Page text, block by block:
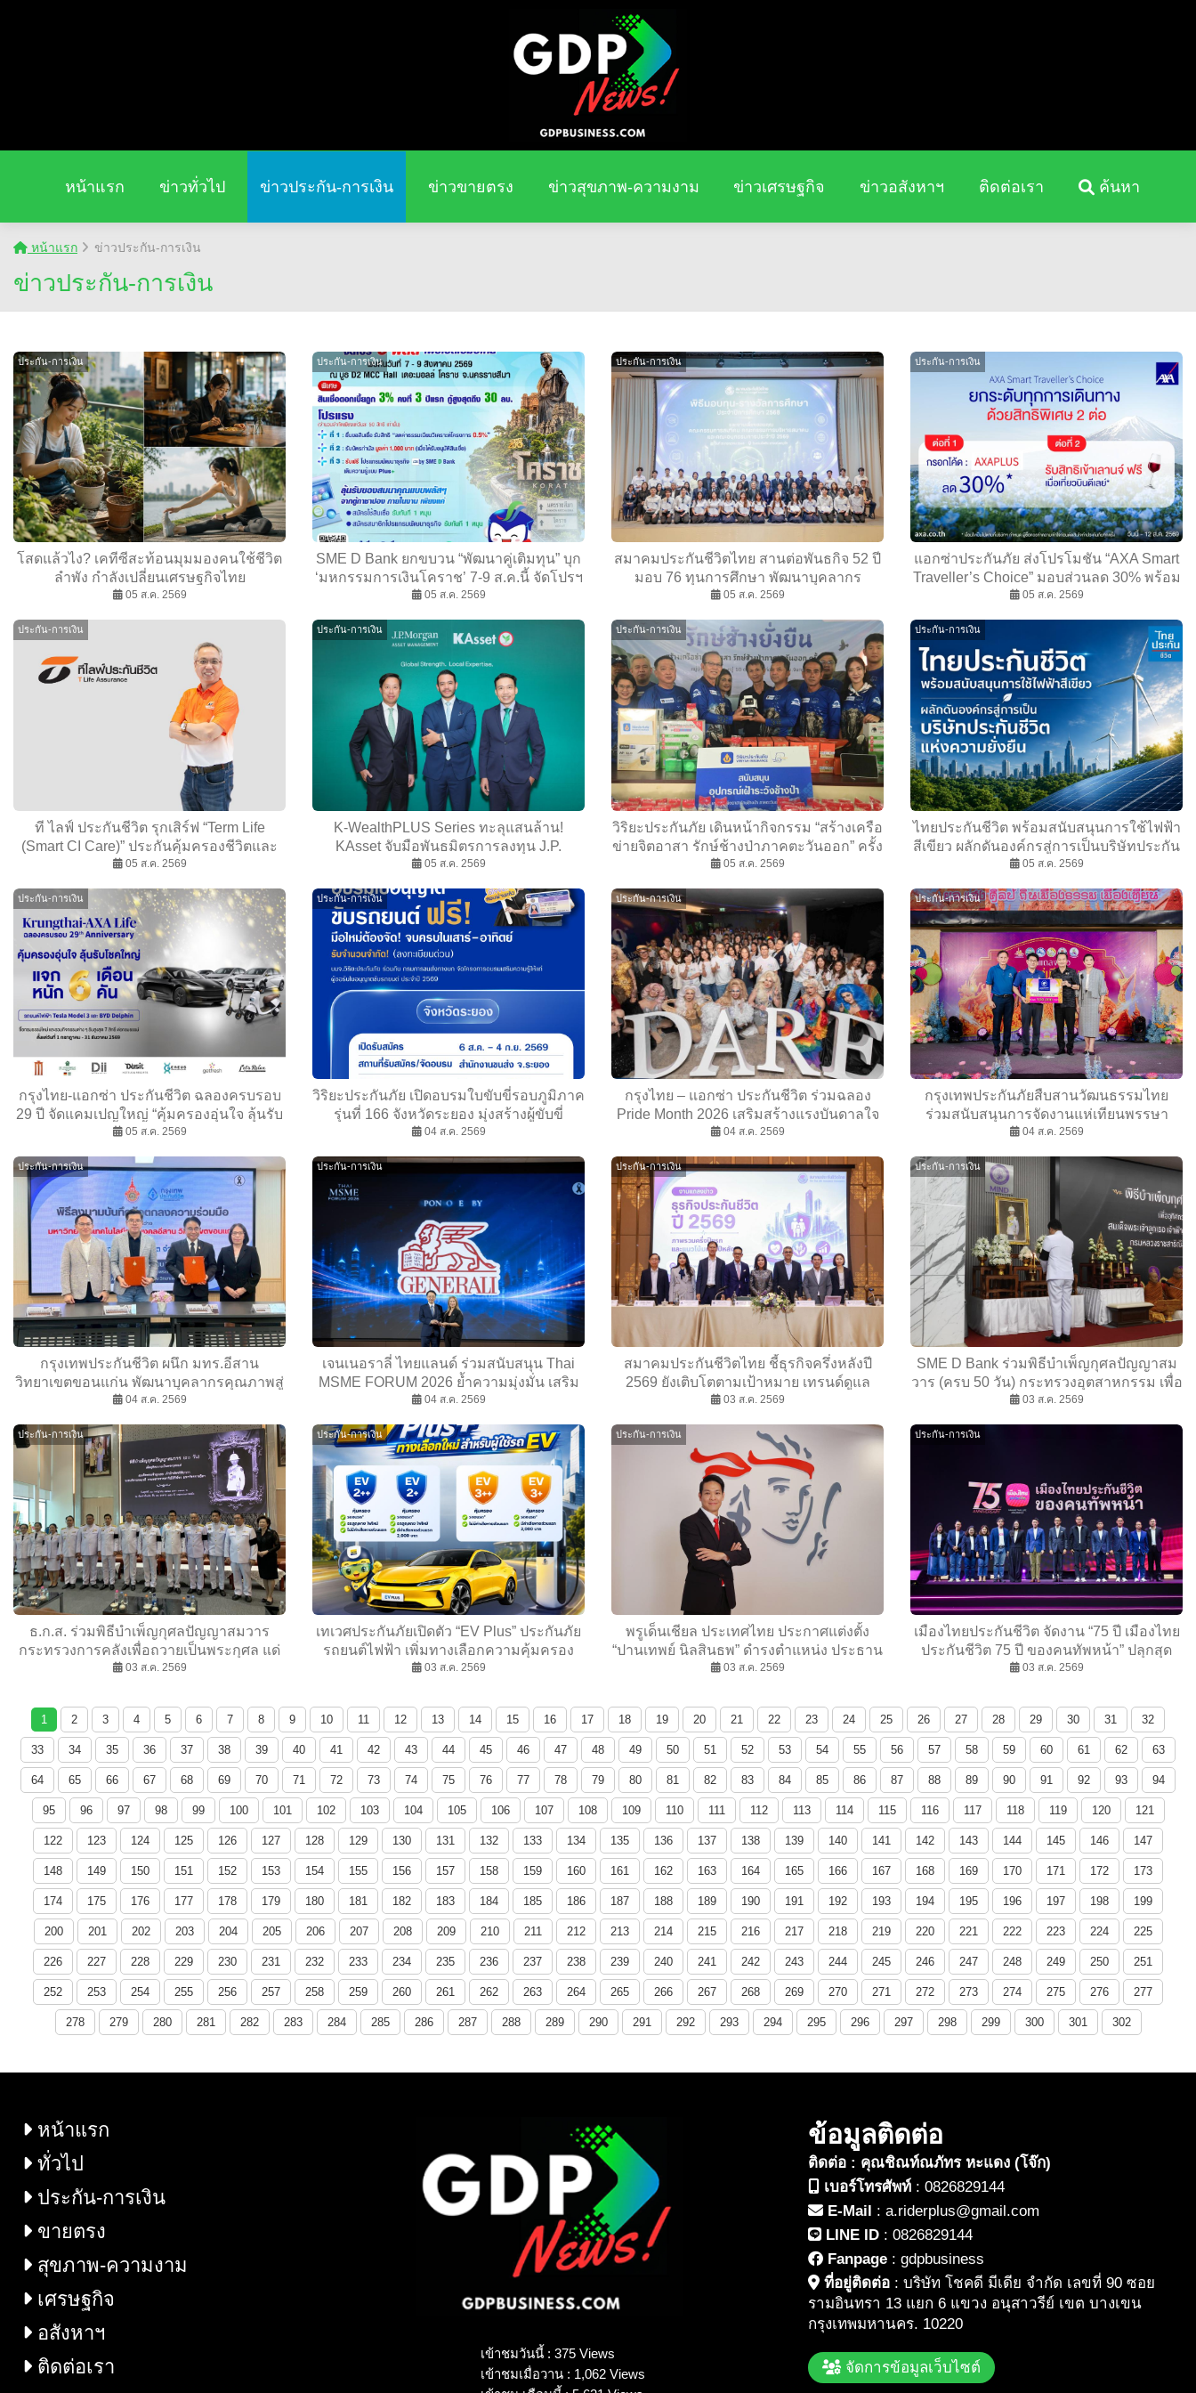
หน้าแรก ข่าวทั่วไป ข่าวประกัน-การเงิน ข่าวขายตรง ข่าวสุขภาพ-ความงาม ข่าวเศรษฐกิจ ข่าวอสังหาฯ ติดต่อเรา ค้นหา
หน้าแรก ข่าวประกัน-การเงิน
ข่าวประกัน-การเงิน
ประกัน-การเงิน
โสดแล้วไง? เคทีซีสะท้อนมุมมองคนใช้ชีวิต
ลำพัง กำลังเปลี่ยนเศรษฐกิจไทย
05 ส.ค. 2569
ประกัน-การเงิน
SME D Bank ยกขบวน “พัฒนาคู่เติมทุน” บุก
‘มหกรรมการเงินโคราช’ 7-9 ส.ค.นี้ จัดโปรฯ
3 พลัส สินเชื่อดอกเบี้ยต่ำ 3%ต่อปี แถมลดค่า
05 ส.ค. 2569
ประกัน-การเงิน
สมาคมประกันชีวิตไทย สานต่อพันธกิจ 52 ปี
มอบ 76 ทุนการศึกษา พัฒนาบุคลากร
คุณภาพสู่อุตสาหกรรมประกันชีวิต
05 ส.ค. 2569
ประกัน-การเงิน
แอกซ่าประกันภัย ส่งโปรโมชัน “AXA Smart
Traveller’s Choice” มอบส่วนลด 30% พร้อม
สิทธิ์เข้าเลานจ์สนามบินฟรีเมื่อเที่ยวบินล่าช้า
05 ส.ค. 2569
ประกัน-การเงิน
ที ไลฟ์ ประกันชีวิต รุกเสิร์ฟ “Term Life
(Smart CI Care)” ประกันคุ้มครองชีวิตและ
โรคร้ายแรง 6 กลุ่มโรค ครอบคลุม 30 โรค
สะดวก ตอบโจทย์ผู้บริโภคยุคใหม่
05 ส.ค. 2569
ประกัน-การเงิน
K-WealthPLUS Series ทะลุแสนล้าน!
KAsset จับมือพันธมิตรการลงทุน J.P.
Morgan Asset Management รุก Lifetime
ตลอดช่วงชีวิต
05 ส.ค. 2569
ประกัน-การเงิน
วิริยะประกันภัย เดินหน้ากิจกรรม “สร้างเครือ
ข่ายจิตอาสา รักษ์ช้างป่าภาคตะวันออก” ครั้ง
ที่ 2
05 ส.ค. 2569
ประกัน-การเงิน
ไทยประกันชีวิต พร้อมสนับสนุนการใช้ไฟฟ้า
สีเขียว ผลักดันองค์กรสู่การเป็นบริษัทประกัน
ชีวิตแห่งความยั่งยืน
05 ส.ค. 2569
ประกัน-การเงิน
กรุงไทย-แอกซ่า ประกันชีวิต ฉลองครบรอบ
29 ปี จัดแคมเปญใหญ่ “คุ้มครองอุ่นใจ ลุ้นรับ
โชคใหญ่ 6 เดือน 6 คัน” ลุ้นรับของรางวัล
05 ส.ค. 2569
ประกัน-การเงิน
วิริยะประกันภัย เปิดอบรมใบขับขี่รอบภูมิภาค
รุ่นที่ 166 จังหวัดระยอง มุ่งสร้างผู้ขับขี่
คุณภาพ ลดอุบัติเหตุทางถนนอย่างยั่งยืน
04 ส.ค. 2569
ประกัน-การเงิน
กรุงไทย – แอกซ่า ประกันชีวิต ร่วมฉลอง
Pride Month 2026 เสริมสร้างแรงบันดาลใจ
ภายใต้ธีม “KTAXA A Space To Dare With
04 ส.ค. 2569
ประกัน-การเงิน
กรุงเทพประกันภัยสืบสานวัฒนธรรมไทย
ร่วมสนับสนุนการจัดงานแห่เทียนพรรษา
จังหวัดอุบลราชธานี ประจำปี 2569
04 ส.ค. 2569
ประกัน-การเงิน
กรุงเทพประกันชีวิต ผนึก มทร.อีสาน
วิทยาเขตขอนแก่น พัฒนาบุคลากรคุณภาพสู่
ธุรกิจประกันชีวิต
04 ส.ค. 2569
ประกัน-การเงิน
เจนเนอราลี่ ไทยแลนด์ ร่วมสนับสนุน Thai
MSME FORUM 2026 ย้ำความมุ่งมั่น เสริม
สร้างภูมิคุ้มกันให้ผู้ประกอบการไทย
04 ส.ค. 2569
ประกัน-การเงิน
สมาคมประกันชีวิตไทย ชี้ธุรกิจครึ่งหลังปี
2569 ยังเติบโตตามเป้าหมาย เทรนด์ดูแล
สุขภาพ–สังคมสูงวัย หนุนความต้องการ
03 ส.ค. 2569
ประกัน-การเงิน
SME D Bank ร่วมพิธีบำเพ็ญกุศลปัญญาสม
วาร (ครบ 50 วัน) กระทรวงอุตสาหกรรม เพื่อ
ถวายเป็นพระกุศลแด่ สมเด็จพระเจ้าลูกเธอ
03 ส.ค. 2569
ประกัน-การเงิน
ธ.ก.ส. ร่วมพิธีบำเพ็ญกุศลปัญญาสมวาร
กระทรวงการคลังเพื่อถวายเป็นพระกุศล แด่
สมเด็จพระเจ้าลูกเธอ เจ้าฟ้าพัชรกิติยาภา
พัชร มหาวัชรราชธิดา
03 ส.ค. 2569
ประกัน-การเงิน
เทเวศประกันภัยเปิดตัว “EV Plus” ประกันภัย
รถยนต์ไฟฟ้า เพิ่มทางเลือกความคุ้มครอง
สำหรับผู้ใช้รถ EV
03 ส.ค. 2569
ประกัน-การเงิน
พรูเด็นเชียล ประเทศไทย ประกาศแต่งตั้ง
“ปานเทพย์ นิลสินธพ” ดำรงตำแหน่ง ประธาน
เจ้าหน้าที่บริหารสายงานลูกค้าและการตลาด
03 ส.ค. 2569
ประกัน-การเงิน
เมืองไทยประกันชีวิต จัดงาน “75 ปี เมืองไทย
ประกันชีวิต 75 ปี ของคนทัพหน้า” ปลุกสุด
ยอดพลัง Do It Now แก่ทุกช่องทางการขาย
Longevity Ecosystem ยกระดับคุณภาพชีวิต
คนไทยอย่างยั่งยืน
03 ส.ค. 2569
1 2 3 4 5 6 7 8 9 10 11 12 13 14 15 16 17 18 19 20 21 22 23 24 25 26 27 28 29 30 31 32
33 34 35 36 37 38 39 40 41 42 43 44 45 46 47 48 49 50 51 52 53 54 55 56 57 58 59 60 61 62 63
64 65 66 67 68 69 70 71 72 73 74 75 76 77 78 79 80 81 82 83 84 85 86 87 88 89 90 91 92 93 94
95 96 97 98 99 100 101 102 103 104 105 106 107 108 109 110 111 112 113 114 115 116 117 118 119 120 121
122 123 124 125 126 127 128 129 130 131 132 133 134 135 136 137 138 139 140 141 142 143 144 145 146 147
148 149 150 151 152 153 154 155 156 157 158 159 160 161 162 163 164 165 166 167 168 169 170 171 172 173
174 175 176 177 178 179 180 181 182 183 184 185 186 187 188 189 190 191 192 193 194 195 196 197 198 199
200 201 202 203 204 205 206 207 208 209 210 211 212 213 214 215 216 217 218 219 220 221 222 223 224 225
226 227 228 229 230 231 232 233 234 235 236 237 238 239 240 241 242 243 244 245 246 247 248 249 250 251
252 253 254 255 256 257 258 259 260 261 262 263 264 265 266 267 268 269 270 271 272 273 274 275 276 277
278 279 280 281 282 283 284 285 286 287 288 289 290 291 292 293 294 295 296 297 298 299 300 301 302
หน้าแรก
ทั่วไป
ประกัน-การเงิน
ขายตรง
สุขภาพ-ความงาม
เศรษฐกิจ
อสังหาฯ
ติดต่อเรา
เข้าชมวันนี้ : 375 Views
เข้าชมเมื่อวาน : 1,062 Views
ข้อมูลติดต่อ
ติดต่อ : คุณชิณท์ณภัทร หะแดง (โจ๊ก)
เบอร์โทรศัพท์: 0826829144
E-Mail : a.riderplus@gmail.com
LINE ID: 0826829144
Fanpage: gdpbusiness
ที่อยู่ติดต่อ: บริษัท โชคดี มีเดีย จำกัด เลขที่ 90 ซอย
รามอินทรา 13 แยก 6 แขวง อนุสาวรีย์ เขต บางเขน
กรุงเทพมหานคร. 10220
จัดการข้อมูลเว็บไซต์